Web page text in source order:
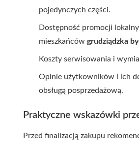
pojedynczych części.
Dostępność promocji
mieszkańców grudziądzka
Koszty serwisowania i
Opinie użytkowników i ich
obsługą posprzedażową.
Praktyczne wskazówki
Przed finalizacją zakupu